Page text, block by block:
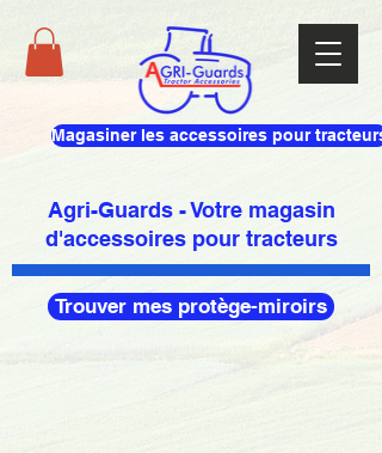
Magasiner les accessoires pour tracteurs
Agri-Guards - Votre magasin
d'accessoires pour tracteurs
Trouver mes protège-miroirs